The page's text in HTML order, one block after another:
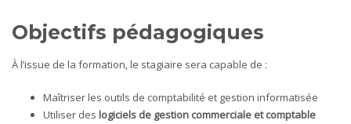
Objectifs pédagogiques
À l’issue de la formation, le stagiaire sera capable de :
Maîtriser les outils de comptabilité et gestion informatisée
Utiliser des logiciels de gestion commerciale et comptable